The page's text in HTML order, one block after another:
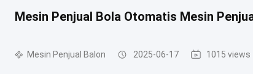
Mesin Penjual Bola Otomatis Mesin
Mesin Penjual Balon 2025-06-17 1015 views